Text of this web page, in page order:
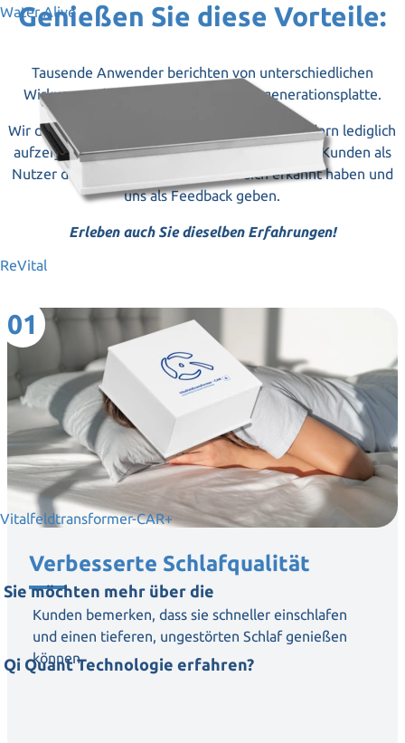
Water Alive
ReVital
Vitalfeldtransformer-CAR+
Sie möchten mehr über die
Qi Quant Technologie erfahren?
Genießen Sie diese Vorteile:
Tausende Anwender berichten von unterschiedlichen
Wirkungen durch die Nutzung der Regenerationsplatte.
Wir dürfen keine Heilversprechen machen, sondern lediglich
aufzeigen, welche potenziellen Vorteile unsere Kunden als
Nutzer der Regenerationsplatte für sich erkannt haben und
uns als Feedback geben.
Erleben auch Sie dieselben Erfahrungen!
01
Verbesserte Schlafqualität
Kunden bemerken, dass sie schneller einschlafen
und einen tieferen, ungestörten Schlaf genießen
können.